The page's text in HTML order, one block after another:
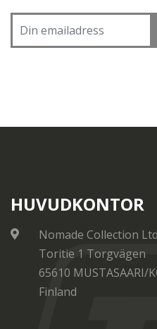
HUVUDKONTOR
Nomade Collection
Toritie 1 Torgvägen
65610 MUSTASAARI/
Finland